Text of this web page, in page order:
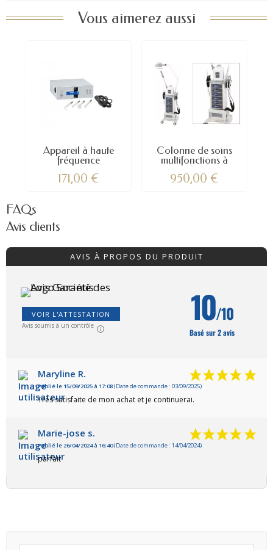
Vous aimerez aussi
Appareil à haute
fréquence
171,00 €
Colonne de soins
multifonctions à
composer
950,00 €
FAQs
Avis clients
AVIS À PROPOS DU PRODUIT
VOIR L'ATTESTATION
Avis soumis à un contrôle 10/10
Basé sur 2 avis
Maryline R.
Publié le 15/09/2025 à 17:08(Date de commande : 03/09/2025)
Très satisfaite de mon achat et je continuerai.
Marie-jose s.
Publié le 26/04/2024 à 16:40(Date de commande : 14/04/2024)
parfait